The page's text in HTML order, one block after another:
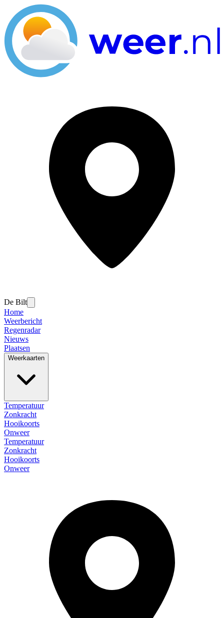
De Bilt
Home
Weerbericht
Regenradar
Nieuws
Plaatsen
Weerkaarten
Temperatuur
Zonkracht
Hooikoorts
Onweer
Temperatuur
Zonkracht
Hooikoorts
Onweer